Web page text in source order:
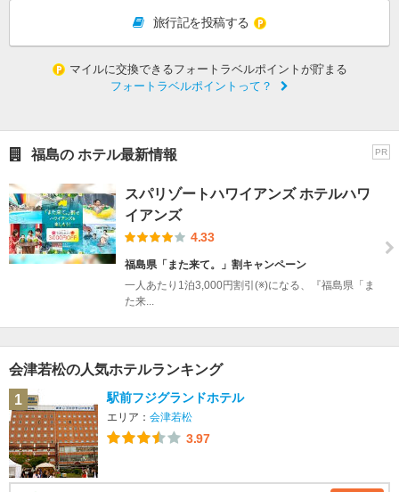
旅行記を投稿する
マイルに交換できるフォートラベルポイントが貯まる
フォートラベルポイントって？
PR
福島の ホテル最新情報
スパリゾートハワイアンズ ホテルハワ
イアンズ
4.33
福島県「また来て。」割キャンペーン
一人あたり1泊3,000円割引(※)になる、『福島県「ま
た来...
会津若松の人気ホテルランキング
1
駅前フジグランドホテル
エリア： 会津若松
3.97